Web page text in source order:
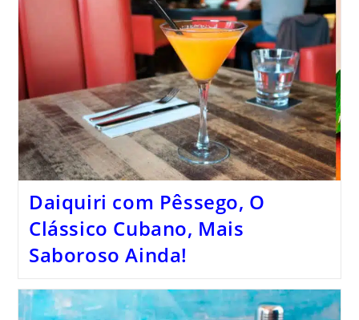
Daiquiri com Pêssego, O
Clássico Cubano, Mais
Saboroso Ainda!